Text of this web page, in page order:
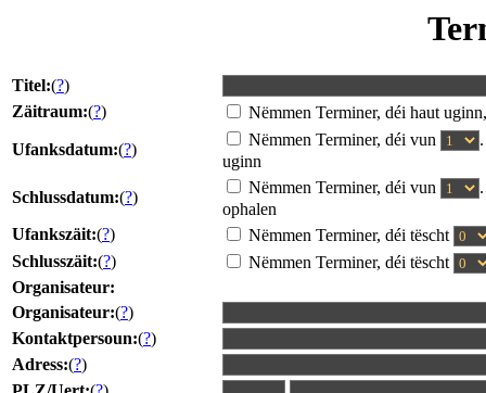
Titel:(?)
Zäitraum:(?)
Nëmmen Terminer, déi haut
Ufanksdatum:(?)
Nëmmen Terminer, déi vun
uginn
Schlussdatum:(?)
Nëmmen Terminer, déi vun
ophalen
Ufankszäit:(?)
Nëmmen Terminer, déi tëscht
Schlusszäit:(?)
Nëmmen Terminer, déi tëscht
Organisateur:
Organisateur:(?)
Kontaktpersoun:(?)
Adress:(?)